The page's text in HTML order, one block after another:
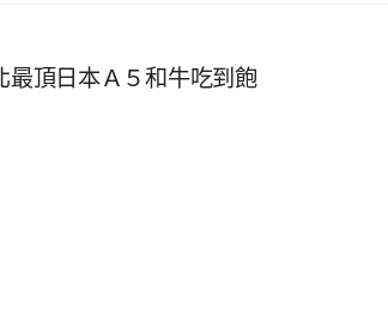
最頂日本Ａ５和牛吃到飽